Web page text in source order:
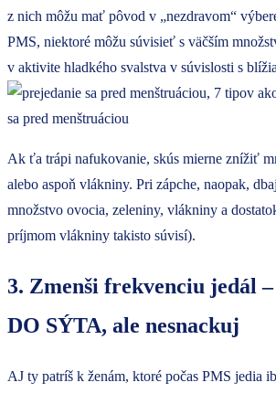
z nich môžu mať pôvod v „nezdravom“
PMS, niektoré môžu súvisieť s väčším
v aktivite hladkého svalstva v súvislosti s
Ak ťa trápi nafukovanie, skús mierne znížiť
alebo aspoň vlákniny. Pri zápche, naopak,
množstvo ovocia, zeleniny, vlákniny a
príjmom vlákniny takisto súvisí).
3. Zmenši frekvenciu jedál
DO SÝTA, ale nesnackuj
AJ ty patríš k ženám, ktoré počas PMS jedia